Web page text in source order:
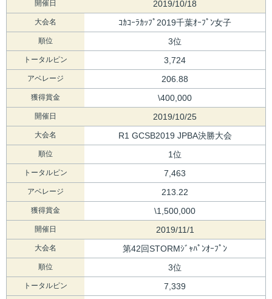
開催日 2019/10/18
大会名 ｺｶｺｰﾗｶｯﾌﾟ2019千葉ｵｰﾌﾟﾝ女子
順位 3位
トータルピン 3,724
アベレージ 206.88
獲得賞金 \400,000
開催日 2019/10/25
大会名 R1 GCSB2019 JPBA決勝大会
順位 1位
トータルピン 7,463
アベレージ 213.22
獲得賞金 \1,500,000
開催日 2019/11/1
大会名 第42回STORMｼﾞｬﾊﾟﾝｵｰﾌﾟﾝ
順位 3位
トータルピン 7,339